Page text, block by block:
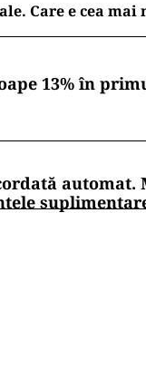
Care e cea mai
13% în
automat.